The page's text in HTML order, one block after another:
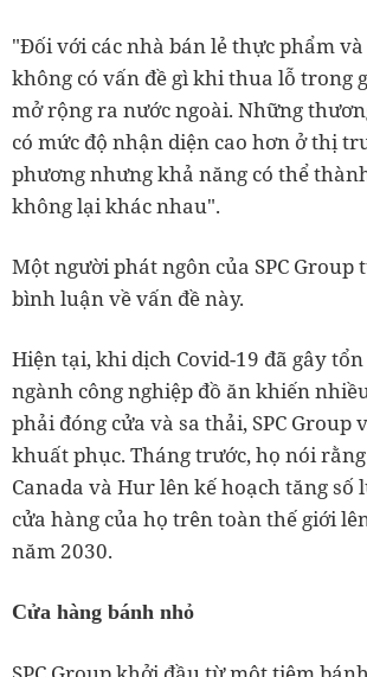
"Đối với các nhà bán lẻ thực phẩm và
không có vấn đề gì khi thua lỗ trong
mở rộng ra nước ngoài. Những
có mức độ nhận diện cao hơn ở thị
phương nhưng khả năng có thể
không lại khác nhau".
Một người phát ngôn của SPC Group
bình luận về vấn đề này.
Hiện tại, khi dịch Covid-19 đã gây
ngành công nghiệp đồ ăn khiến
phải đóng cửa và sa thải, SPC Group
khuất phục. Tháng trước, họ nói
Canada và Hur lên kế hoạch tăng số
cửa hàng của họ trên toàn thế giới
năm 2030.
Cửa hàng bánh nhỏ